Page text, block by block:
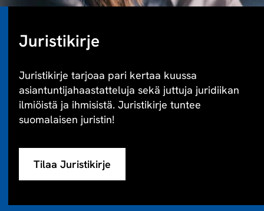
Juristikirje
Juristikirje tarjoaa pari kertaa kuussa
asiantuntijahaastatteluja sekä juttuja juridiikan
ilmiöistä ja ihmisistä. Juristikirje tuntee
suomalaisen juristin!
Tilaa Juristikirje